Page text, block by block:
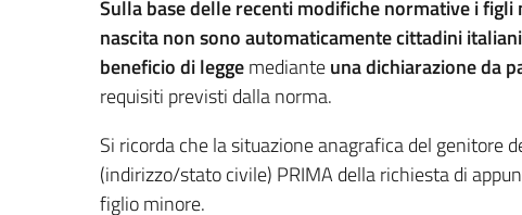
Sulla base delle recenti modifiche normative i
nascitanon sono automaticamente cittadini italiani
beneficio di leggemedianteuna dichiarazione da
requisiti previsti dalla norma.
Si ricorda che la situazione anagrafica del genitore
(indirizzo/stato civile) PRIMA della richiesta di
figlio minore.